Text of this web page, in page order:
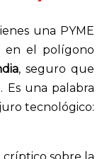
una PYME
en el polígono
, seguro que
Es una palabra
tecnológico: